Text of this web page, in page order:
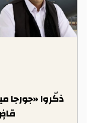
ذكّروا «جورجا